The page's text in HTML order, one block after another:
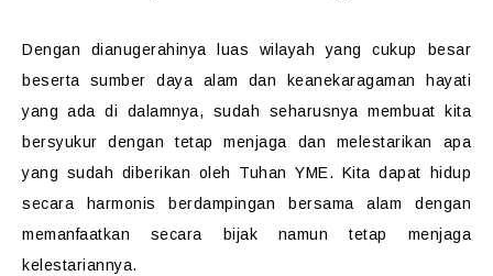
Dengan dianugerahinya luas wilayah yang cukup besar
beserta sumber daya alam dan keanekaragaman hayati
yang ada di dalamnya, sudah seharusnya membuat kita
bersyukur dengan tetap menjaga dan melestarikan apa
yang sudah diberikan oleh Tuhan YME. Kita dapat hidup
secara harmonis berdampingan bersama alam dengan
memanfaatkan secara bijak namun tetap menjaga
kelestariannya.